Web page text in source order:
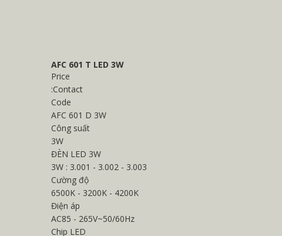
AFC 601 T LED 3W
Price
:Contact
Code
AFC 601 D 3W
Công suất
3W
ĐÈN LED 3W
3W : 3.001 - 3.002 - 3.003
Cường độ
6500K - 3200K - 4200K
Điện áp
AC85 - 265V~50/60Hz
Chip LED